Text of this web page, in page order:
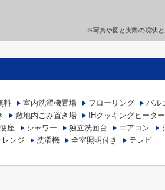
※写真や図と実際の現状
料 室内洗濯機置場 フローリング
バル
敷地内ごみ置き場
IHクッキングヒーター
座 シャワー 独立洗面台 エアコン
レンジ 洗濯機 全室照明付き テレビ